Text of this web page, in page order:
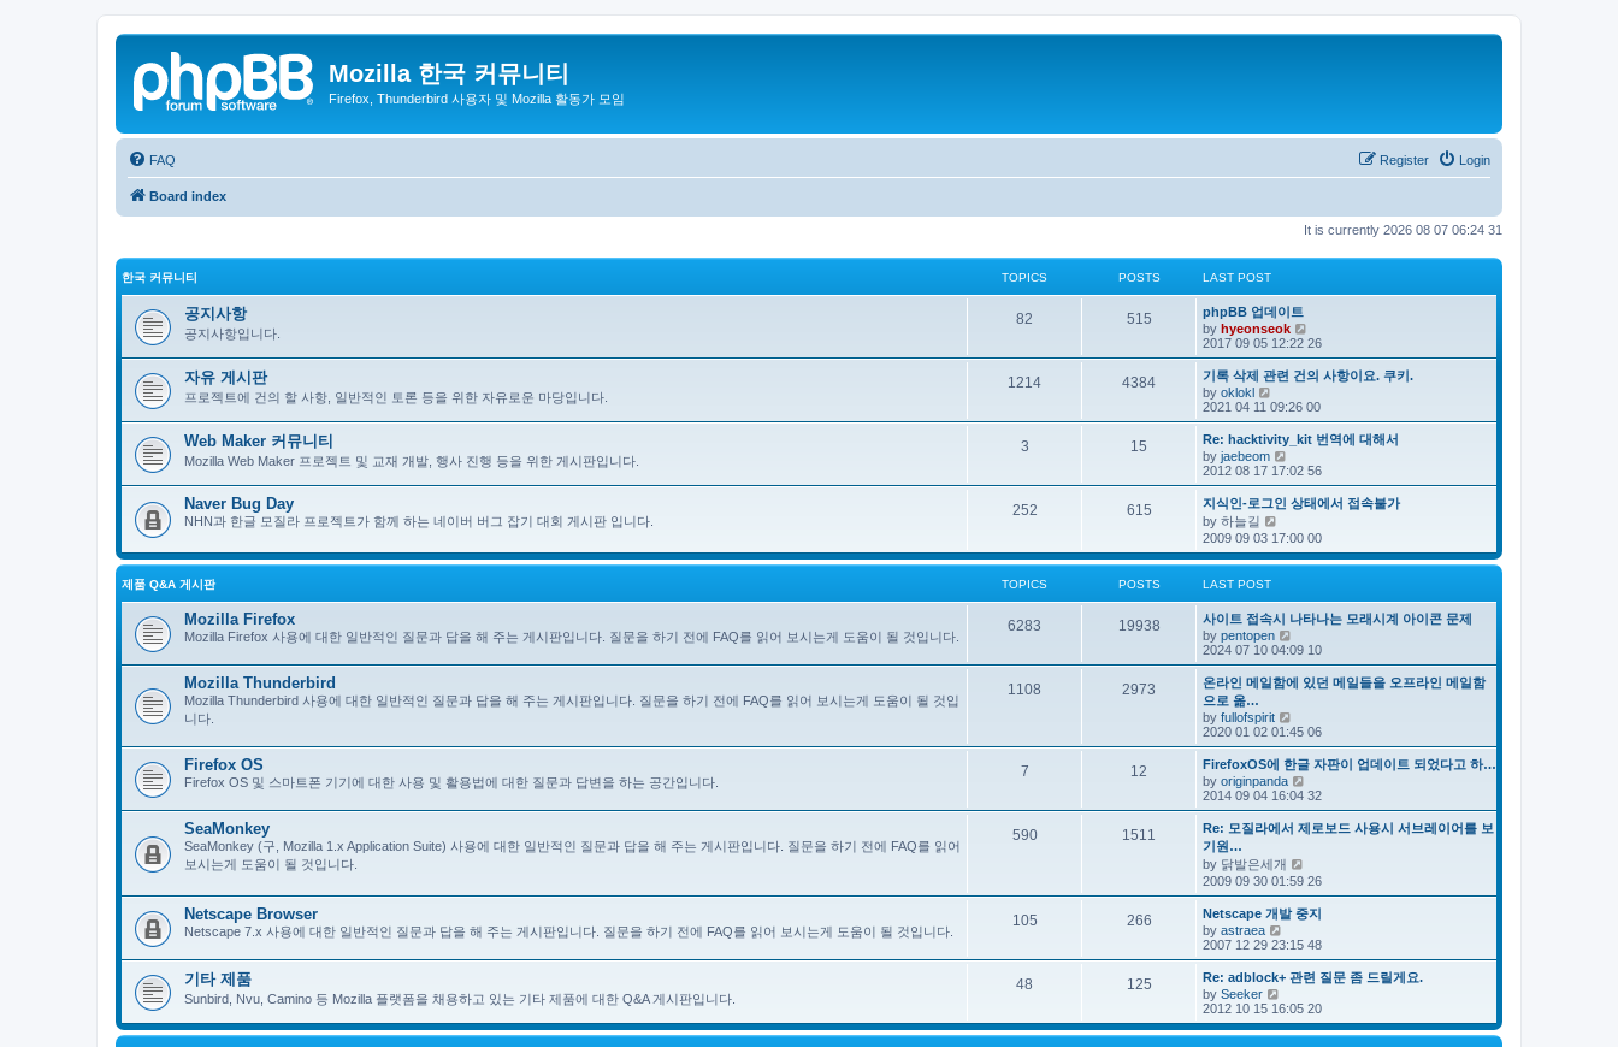
Mozilla 한국 커뮤니티
Firefox, Thunderbird 사용자 및 Mozilla 활동가 모임
FAQ Login
Register
Board index
It is currently 2026 08 07 06:24 31
한국 커뮤니티 TOPICS POSTS LAST POST
공지사항
공지사항입니다.
82 515
phpBB 업데이트
by hyeonseok
i
e
w
t
h
e
l
a
e
s
t
p
s
t
2017 09 05 12:22 26
자유 게시판
프로젝트에 건의 할 사항, 일반적인 토론 등을 위한 자유로운 마당입니다.
1214 4384
기록 삭제 관련 건의 사항이요. 쿠키.
by oklokl
i
e
w
t
h
e
l
a
t
e
s
t
s
t
2021 04 11 09:26 00
Web Maker 커뮤니티
Mozilla Web Maker 프로젝트 및 교재 개발, 행사 진행 등을 위한 게시판입니다.
3 15
Re: hacktivity_kit 번역에 대해서
by jaebeom
i
e
w
e
l
a
e
s
t
p
o
s
t
2012 08 17 17:02 56
Naver Bug Day
NHN과 한글 모질라 프로젝트가 함께 하는 네이버 버그 잡기 대회 게시판 입니다.
252 615
지식인-로그인 상태에서 접속불가
by 하늘길
i
w
e
l
a
t
e
s
t
o
s
t
2009 09 03 17:00 00
제품 Q&A 게시판 TOPICS POSTS LAST POST
Mozilla Firefox
Mozilla Firefox 사용에 대한 일반적인 질문과 답을 해 주는 게시판입니다. 질문을 하기 전에 FAQ를 읽어 보시는게 도움이 될 것입니다.
6283 19938
사이트 접속시 나타나는 모래시계 아이콘 문제
by pentopen
i
e
w
t
l
a
t
e
s
t
p
o
t
2024 07 10 04:09 10
Mozilla Thunderbird
Mozilla Thunderbird 사용에 대한 일반적인 질문과 답을 해 주는 게시판입니다. 질문을 하기 전에 FAQ를 읽어 보시는게 도움이 될 것입
니다.
1108 2973
온라인 메일함에 있던 메일들을 오프라인 메일함
으로 옮…
by fullofspirit
i
e
w
t
h
e
l
a
e
s
t
o
t
2020 01 02 01:45 06
Firefox OS
Firefox OS 및 스마트폰 기기에 대한 사용 및 활용법에 대한 질문과 답변을 하는 공간입니다.
7 12
FirefoxOS에 한글 자판이 업데이트 되었다고 하…
by originpanda
i
e
w
t
l
a
t
e
s
o
t
2014 09 04 16:04 32
SeaMonkey
SeaMonkey (구, Mozilla 1.x Application Suite) 사용에 대한 일반적인 질문과 답을 해 주는 게시판입니다. 질문을 하기 전에 FAQ를 읽어
보시는게 도움이 될 것입니다.
590 1511
Re: 모질라에서 제로보드 사용시 서브레이어를 보
기원…
by 닭발은세개
w
t
e
l
a
e
s
t
2009 09 30 01:59 26
Netscape Browser
Netscape 7.x 사용에 대한 일반적인 질문과 답을 해 주는 게시판입니다. 질문을 하기 전에 FAQ를 읽어 보시는게 도움이 될 것입니다.
105 266
Netscape 개발 중지
by astraea
i
e
w
t
h
e
l
2007 12 29 23:15 48
기타 제품
Sunbird, Nvu, Camino 등 Mozilla 플랫폼을 채용하고 있는 기타 제품에 대한 Q&A 게시판입니다.
48 125
Re: adblock+ 관련 질문 좀 드릴게요.
by Seeker
i
e
w
2012 10 15 16:05 20